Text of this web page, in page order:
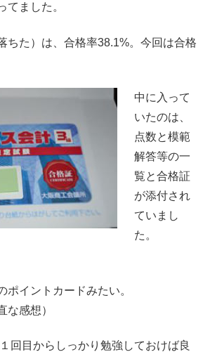
てました。
ちた）は、合格率38.1%。今回は合格
中に入って
いたのは、
点数と模範
解答等の一
覧と合格証
が添付され
ていまし
た。
ポイントカードみたい。
な感想）
回目からしっかり勉強しておけば良